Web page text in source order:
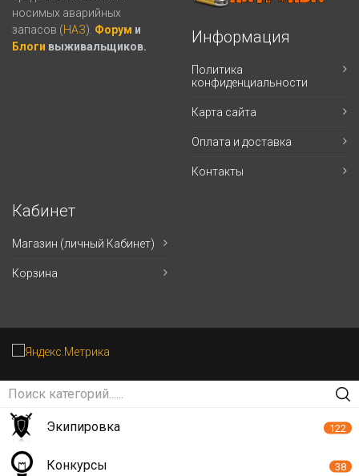
носимых аварийных
запасов (НАЗ). Форум и
Блоги выживальщиков.
Информация
Политика
конфиденциальности
Карта сайта
Оплата и доставка
Контакты
Кабинет
Магазин (личный Кабинет)
Корзина
Экипировка 122
Конкурсы 38